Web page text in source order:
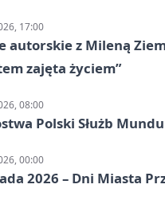
17:00
autorskie z Mileną
zajęta życiem”
08:00
Polski Służb
00:00
2026 – Dni Miasta